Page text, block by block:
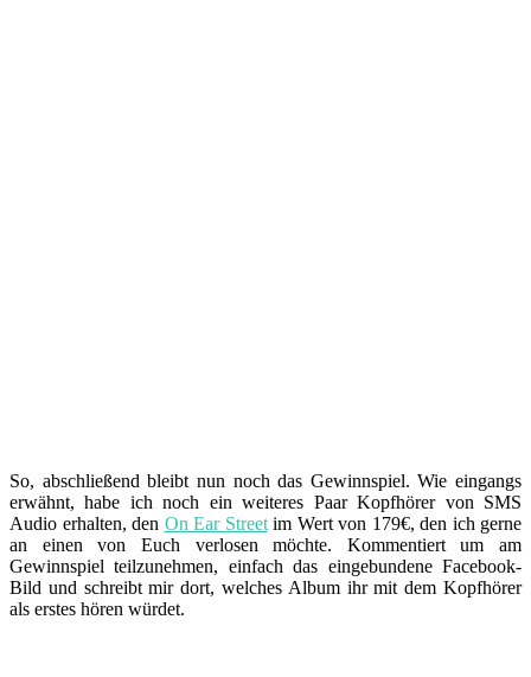
So, abschließend bleibt nun noch das Gewinnspiel. Wie eingangs
erwähnt, habe ich noch ein weiteres Paar Kopfhörer von SMS
Audio erhalten, den On Ear Streetim Wert von 179€, den ich gerne
an einen von Euch verlosen möchte. Kommentiert um am
Gewinnspiel teilzunehmen, einfach das eingebundene Facebook-
Bild und schreibt mir dort, welches Album ihr mit dem Kopfhörer
als erstes hören würdet.